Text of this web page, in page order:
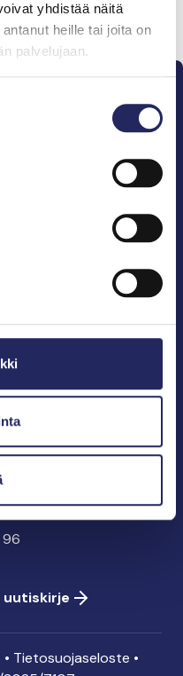
yhdistää näitä
heille tai joita on
palvelujaan.
tuleville
suojelija, meren
96
uutiskirje
Tietosuojaseloste •